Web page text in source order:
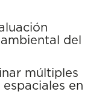
del
múltiples
en